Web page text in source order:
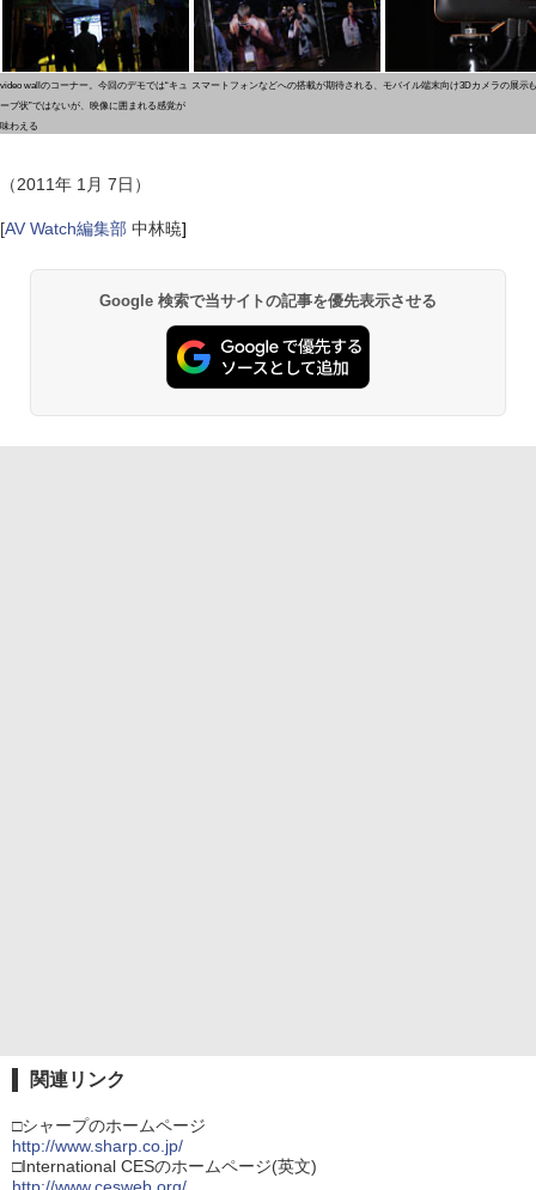
video wallのコーナー。今回のデモでは“キュ
ーブ状”ではないが、映像に囲まれる感覚が
味わえる
スマートフォンなどへの搭載が期待される、モバイル端末向け3Dカメラの展示
（2011年 1月 7日）
[AV Watch編集部 中林暁]
Google 検索で当サイトの記事を優先表示させる
関連リンク
□シャープのホームページ
http://www.sharp.co.jp/
□International CESのホームページ(英文)